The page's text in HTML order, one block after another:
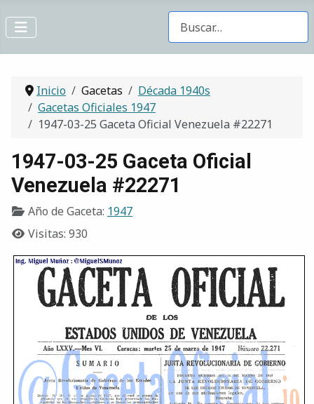
Buscar Gacetas
Inicio Gacetas
Década 1940s
Gacetas Oficiales 1947
1947-03-25 Gaceta Oficial Venezuela #22271
1947-03-25 Gaceta Oficial
Venezuela #22271
Año de Gaceta: 1947
Visitas: 930